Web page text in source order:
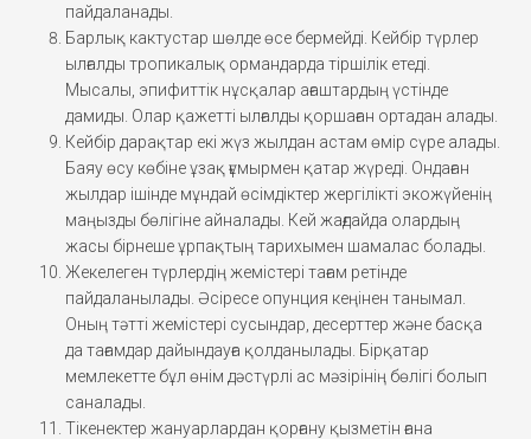
пайдаланады.
Барлық кактустар шөлде өсе бермейді. Кейбір түрлер
ылғалды тропикалық ормандарда тіршілік етеді.
Мысалы, эпифиттік нұсқалар ағаштардың үстінде
дамиды. Олар қажетті ылғалды қоршаған ортадан алады.
Кейбір дарақтар екі жүз жылдан астам өмір сүре алады.
Баяу өсу көбіне ұзақ ғұмырмен қатар жүреді. Ондаған
жылдар ішінде мұндай өсімдіктер жергілікті экожүйенің
маңызды бөлігіне айналады. Кей жағдайда олардың
жасы бірнеше ұрпақтың тарихымен шамалас болады.
Жекелеген түрлердің жемістері тағам ретінде
пайдаланылады. Әсіресе опунция кеңінен танымал.
Оның тәтті жемістері сусындар, десерттер және басқа
да тағамдар дайындауға қолданылады. Бірқатар
мемлекетте бұл өнім дәстүрлі ас мәзірінің бөлігі болып
саналады.
Тікенектер жануарлардан қорғану қызметін ғана